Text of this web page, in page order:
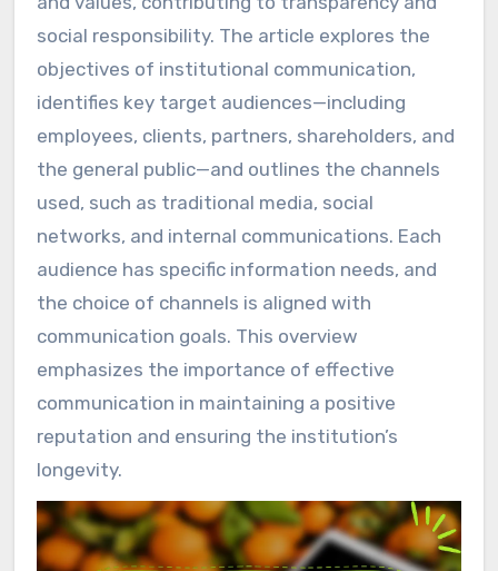
social responsibility. The article explores the
objectives of institutional communication,
identifies key target audiences—including
employees, clients, partners, shareholders, and
the general public—and outlines the channels
used, such as traditional media, social
networks, and internal communications. Each
audience has specific information needs, and
the choice of channels is aligned with
communication goals. This overview
emphasizes the importance of effective
communication in maintaining a positive
reputation and ensuring the institution’s
longevity.